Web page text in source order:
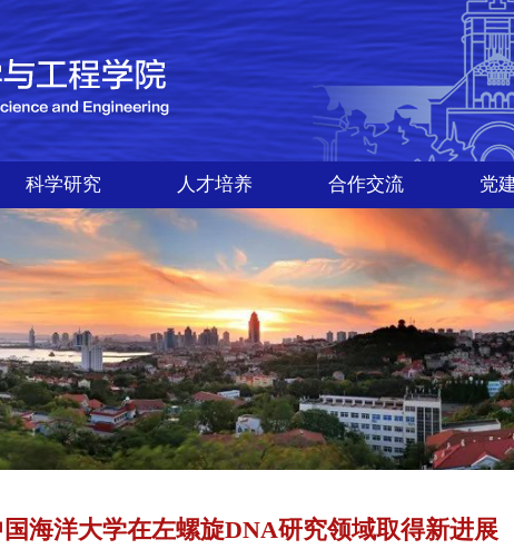
科学研究 人才培养 合作交流 党
国海洋大学在左螺旋DNA研究领域取得新进展